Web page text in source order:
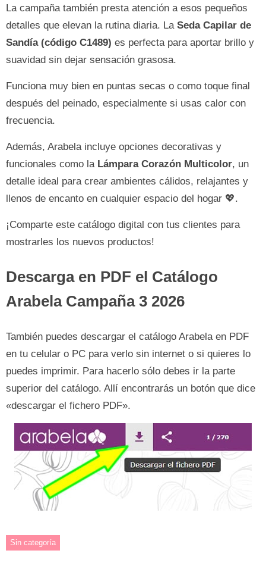
La campaña también presta atención a esos pequeños
detalles que elevan la rutina diaria. La Seda Capilar de
Sandía (código C1489) es perfecta para aportar brillo y
suavidad sin dejar sensación grasosa.
Funciona muy bien en puntas secas o como toque final
después del peinado, especialmente si usas calor con
frecuencia.
Además, Arabela incluye opciones decorativas y
funcionales como la Lámpara Corazón Multicolor, un
detalle ideal para crear ambientes cálidos, relajantes y
llenos de encanto en cualquier espacio del hogar 💖.
¡Comparte este catálogo digital con tus clientes para
mostrarles los nuevos productos!
Descarga en PDF el Catálogo
Arabela Campaña 3 2026
También puedes descargar el catálogo Arabela en PDF
en tu celular o PC para verlo sin internet o si quieres lo
puedes imprimir. Para hacerlo sólo debes ir la parte
superior del catálogo. Allí encontrarás un botón que dice
«descargar el fichero PDF».
Sin categoría